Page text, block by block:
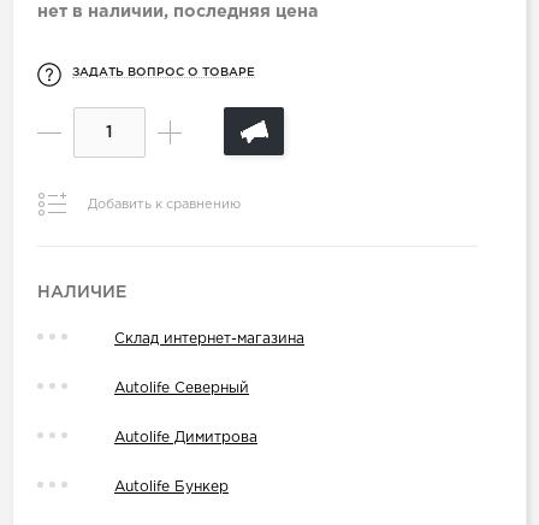
нет в наличии, последняя цена
ЗАДАТЬ ВОПРОС О ТОВАРЕ
Добавить к сравнению
НАЛИЧИЕ
Склад интернет-магазина
Autolife Северный
Autolife Димитрова
Autolife Бункер